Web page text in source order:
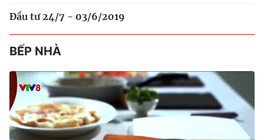
Đầu tư 24/7 - 03/6/2019
BẾP NHÀ